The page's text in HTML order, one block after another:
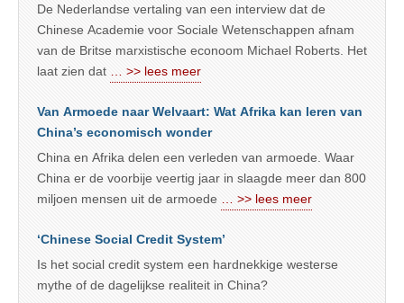
De Nederlandse vertaling van een interview dat de
Chinese Academie voor Sociale Wetenschappen afnam
van de Britse marxistische econoom Michael Roberts. Het
laat zien dat
… >> lees meer
Van Armoede naar Welvaart: Wat Afrika kan leren van
China’s economisch wonder
China en Afrika delen een verleden van armoede. Waar
China er de voorbije veertig jaar in slaagde meer dan 800
miljoen mensen uit de armoede
… >> lees meer
‘Chinese Social Credit System’
Is het social credit system een hardnekkige westerse
mythe of de dagelijkse realiteit in China?